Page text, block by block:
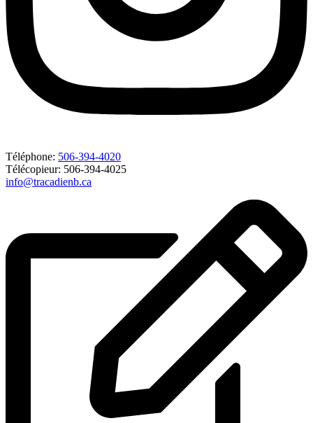
Téléphone: 506-394-4020
Télécopieur: 506-394-4025
info@tracadienb.ca